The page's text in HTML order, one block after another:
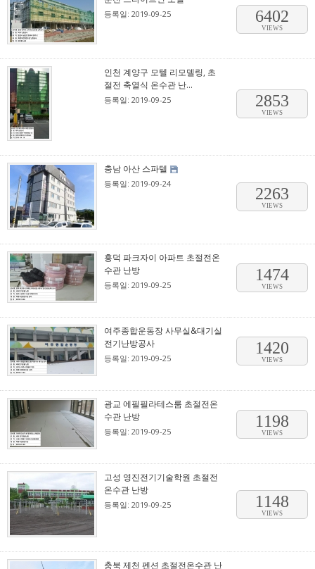
등록일: 2019-09-25 6402
VIEWS
인천 계양구 모텔 리모델링, 초
절전 축열식 온수관 난...
등록일: 2019-09-25 2853
VIEWS
충남 아산 스파텔
등록일: 2019-09-24
2263
VIEWS
흥덕 파크자이 아파트 초절전온
수관 난방
등록일: 2019-09-25
1474
VIEWS
여주종합운동장 사무실&대기실
전기난방공사
등록일: 2019-09-25
1420
VIEWS
광교 에필필라테스룸 초절전온
수관 난방
등록일: 2019-09-25
1198
VIEWS
고성 영진전기기술학원 초절전
온수관 난방
등록일: 2019-09-25 1148
VIEWS
충북 제천 펜션 초절전온수관 난